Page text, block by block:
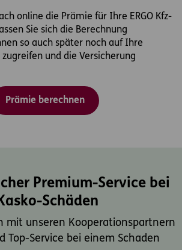
online die Prämie für Ihre ERGO Kfz-
Sie sich die Berechnung
so auch später noch auf Ihre
und die Versicherung
Prämie berechnen
Premium-Service bei
Schäden
mit unseren Kooperationspartnern
Top-Service bei einem Schaden